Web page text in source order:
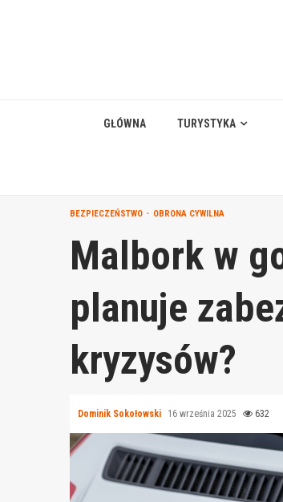
GŁÓWNA TURYSTYKA
BEZPIECZEŃSTWO OBRONA CYWILNA
Malbork w
planuje
kryzysów?
Dominik Sokołowski 16 września 2025 632